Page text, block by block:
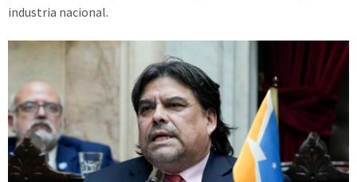
industria nacional.